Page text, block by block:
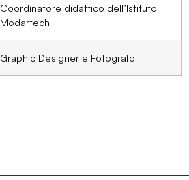
Coordinatore didattico dell’Istituto
Modartech
Graphic Designer e Fotografo